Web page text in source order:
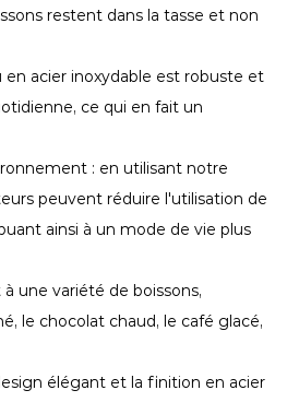
restent dans la tasse et non
en acier inoxydable est robuste et
ce qui en fait un
: en utilisant notre
peuvent réduire l'utilisation de
ainsi à un mode de vie plus
une variété de boissons,
le chocolat chaud, le café glacé,
élégant et la finition en acier